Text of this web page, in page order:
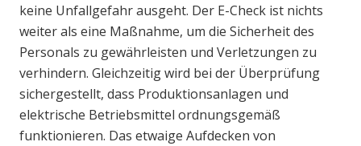
keine Unfallgefahr ausgeht. Der E-Check ist nichts
weiter als eine Maßnahme, um die Sicherheit des
Personals zu gewährleisten und Verletzungen zu
verhindern. Gleichzeitig wird bei der Überprüfung
sichergestellt, dass Produktionsanlagen und
elektrische Betriebsmittel ordnungsgemäß
funktionieren. Das etwaige Aufdecken von